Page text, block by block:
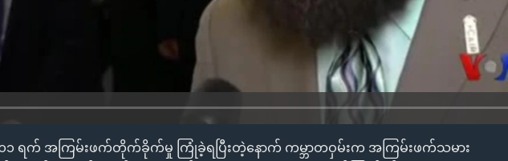
၁ ရက် အကြမ်းဖက်တိုက်ခိုက်မှု ကြုံခဲ့ရပြီးတဲ့နောက် ကမ္ဘာတဝှမ်းက အကြမ်းဖက်သမား